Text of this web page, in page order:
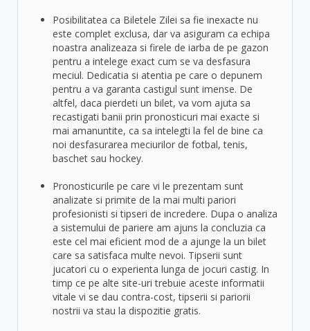
Posibilitatea ca Biletele Zilei sa fie inexacte nu
este complet exclusa, dar va asiguram ca echipa
noastra analizeaza si firele de iarba de pe gazon
pentru a intelege exact cum se va desfasura
meciul. Dedicatia si atentia pe care o depunem
pentru a va garanta castigul sunt imense. De
altfel, daca pierdeti un bilet, va vom ajuta sa
recastigati banii prin pronosticuri mai exacte si
mai amanuntite, ca sa intelegti la fel de bine ca
noi desfasurarea meciurilor de fotbal, tenis,
baschet sau hockey.
Pronosticurile pe care vi le prezentam sunt
analizate si primite de la mai multi pariori
profesionisti si tipseri de incredere. Dupa o analiza
a sistemului de pariere am ajuns la concluzia ca
este cel mai eficient mod de a ajunge la un bilet
care sa satisfaca multe nevoi. Tipserii sunt
jucatori cu o experienta lunga de jocuri castig. In
timp ce pe alte site-uri trebuie aceste informatii
vitale vi se dau contra-cost, tipserii si pariorii
nostrii va stau la dispozitie gratis.